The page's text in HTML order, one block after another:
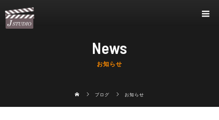
News
お知らせ
ブログ お知らせ